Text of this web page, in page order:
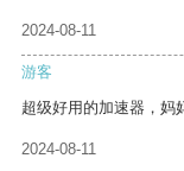
2024-08-11
游客
超级好用的加速器，妈
2024-08-11